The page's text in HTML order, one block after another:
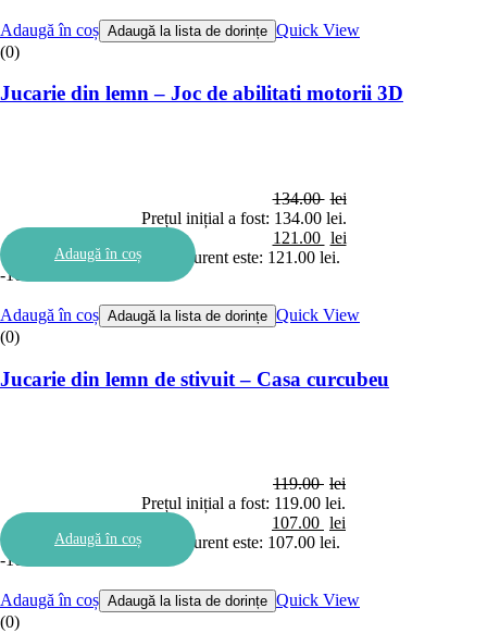
Adaugă în coș Adaugă la lista de dorințe Quick View
(0)
Jucarie din lemn – Joc de abilitati motorii 3D
134.00 lei
Prețul inițial a fost: 134.00 lei.
121.00 lei
Prețul curent este: 121.00 lei.
Adaugă în coș
-10%
Adaugă în coș Adaugă la lista de dorințe Quick View
(0)
Jucarie din lemn de stivuit – Casa curcubeu
119.00 lei
Prețul inițial a fost: 119.00 lei.
107.00 lei
Prețul curent este: 107.00 lei.
Adaugă în coș
-10%
Adaugă în coș Adaugă la lista de dorințe Quick View
(0)